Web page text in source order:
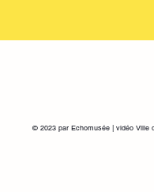
© 2023 par Echomusée | vidéo Ville